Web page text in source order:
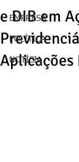
EMPRESA
POLÍTICA
NOTÍCIA
e DIB em
Aplicações